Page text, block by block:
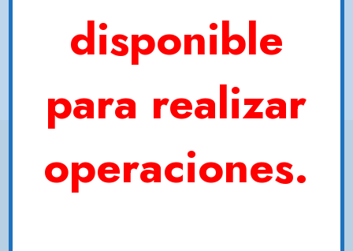
Buscar por Nombre
Buscar
Lecen S.A.
disponible
para realizar
operaciones.